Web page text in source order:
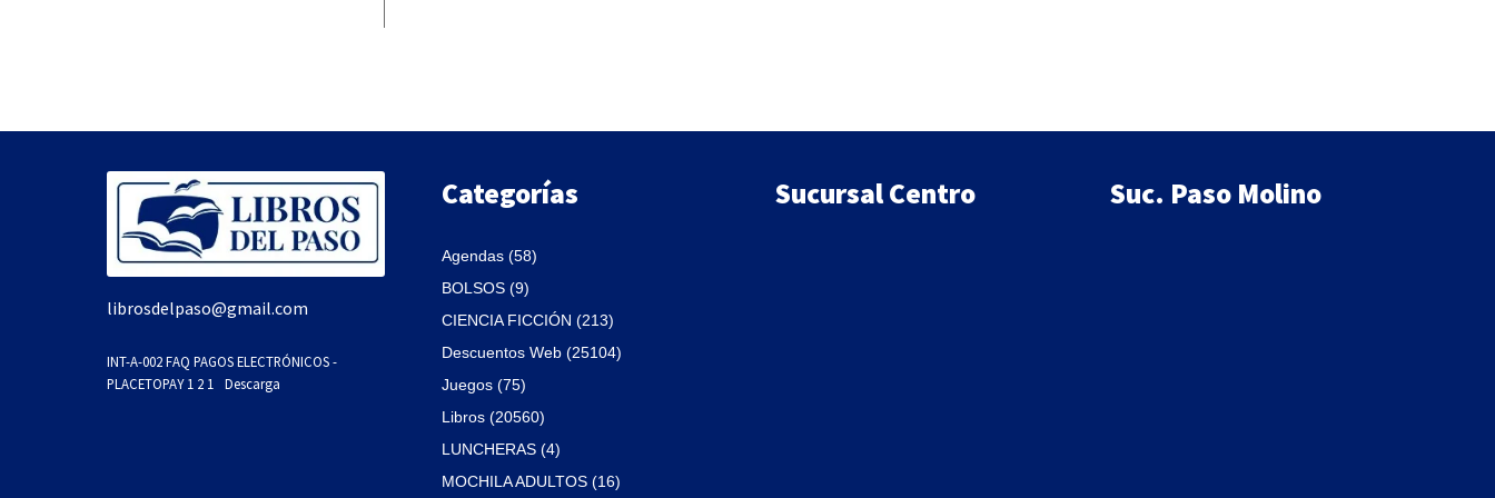
librosdelpaso@gmail.com
INT-A-002 FAQ PAGOS ELECTRÓNICOS -
PLACETOPAY 1 2 1
Descarga
Categorías
Agendas (58)
BOLSOS (9)
CIENCIA FICCIÓN (213)
Descuentos Web (25104)
Juegos (75)
Libros (20560)
LUNCHERAS (4)
MOCHILA ADULTOS (16)
Sucursal Centro Suc. Paso Molino